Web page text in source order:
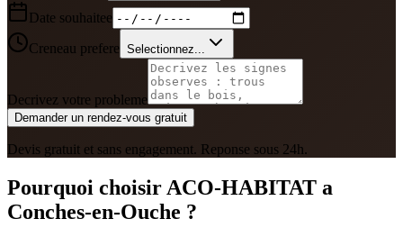
Date souhaitee
Creneau prefere Selectionnez...
Decrivez votre probleme
Demander un rendez-vous gratuit
Devis gratuit et sans engagement. Reponse sous 24h.
Pourquoi choisir ACO-HABITAT a
Conches-en-Ouche ?